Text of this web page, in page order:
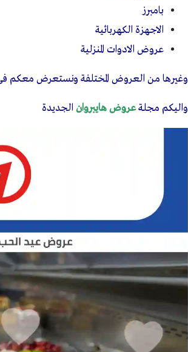
بامبرز
الاجهزة الكهربائية
عروض الادوات المنزلية
وغيرها من العروض المختلفة ونستعرض معكم فى
واليكم مجلةعروض هايبروان الجديدة